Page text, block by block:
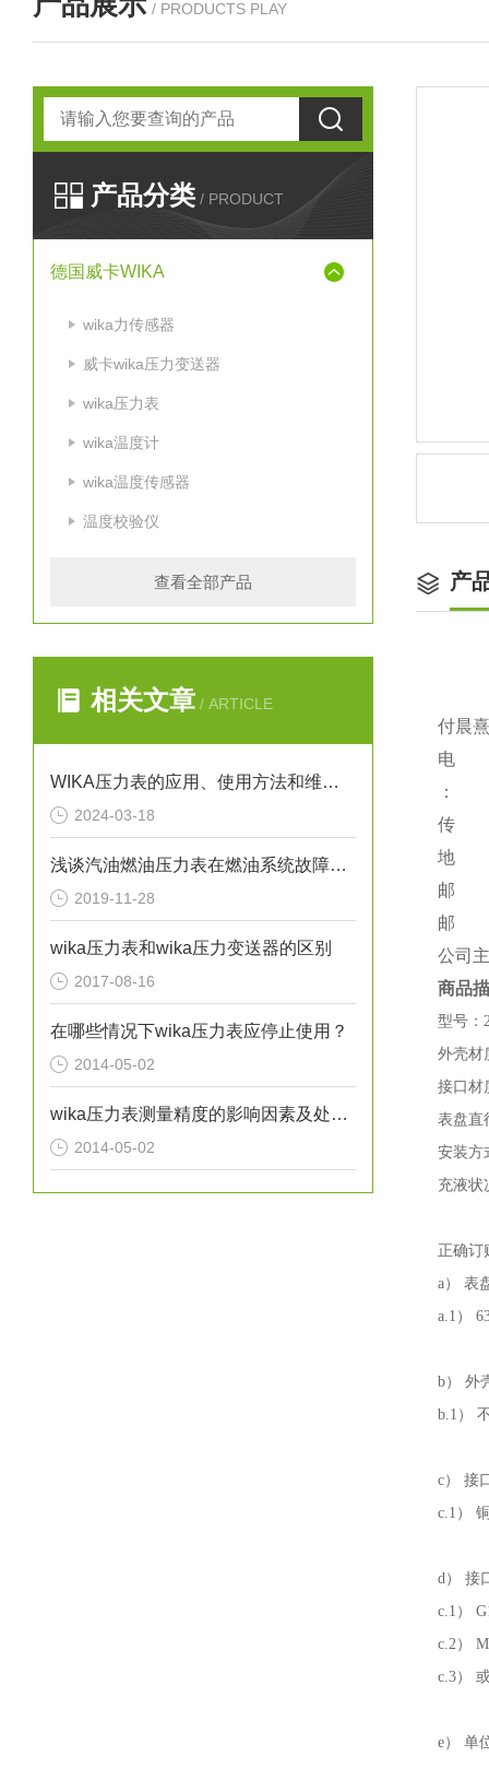
/ PRODUCTS PLAY
产品分类 / PRODUCT
德国威卡WIKA
wika力传感器
威卡wika压力变送器
wika压力表
wika温度计
wika温度传感器
温度校验仪
查看全部产品
相关文章 / ARTICLE
WIKA压力表的应用、使用方法和维护要点解析
2024-03-18
浅谈汽油燃油压力表在燃油系统故障排除中的应用
2019-11-28
wika压力表和wika压力变送器的区别
2017-08-16
在哪些情况下wika压力表应停止使用？
2014-05-02
wika压力表测量精度的影响因素及处理方法分析
2014-05-02
产
付晨
电 话
：
传 真
地 址
邮
邮
公司
商品
型号：
外壳材
接口材
表盘直
安装方
充液状
正确订
a） 表
a.1）
b） 外
b.1）
c） 接
c.1）
d） 接
c.1）
c.2）
c.3）
e） 单